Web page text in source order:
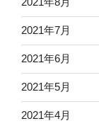
2021年7月
2021年6月
2021年5月
2021年4月